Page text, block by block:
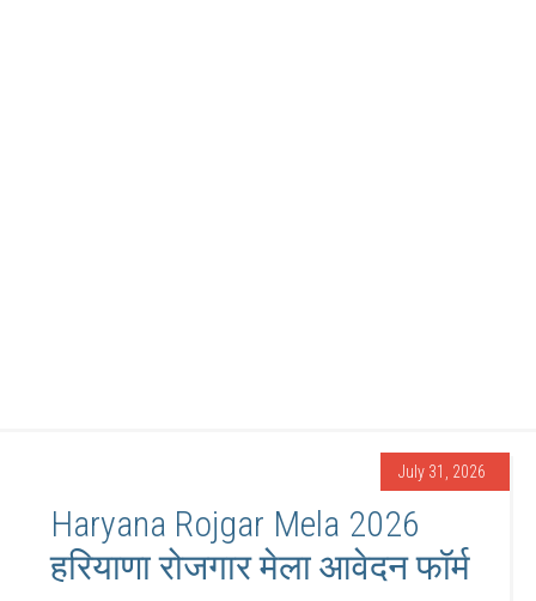
July 31, 2026
Haryana Rojgar Mela 2026
हरियाणा रोजगार मेला आवेदन फॉर्म